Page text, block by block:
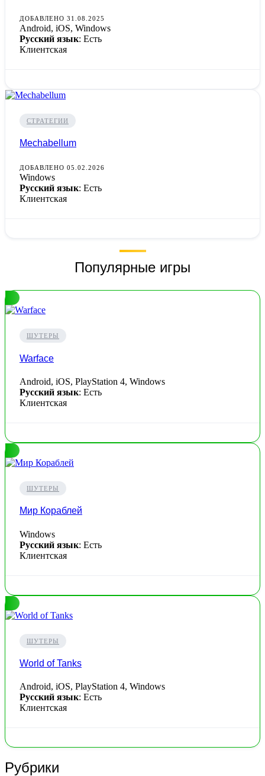
ДОБАВЛЕНО 31.08.2025
Android, iOS, Windows
Русский язык: Есть
Клиентская
СТРАТЕГИИ
Mechabellum
ДОБАВЛЕНО 05.02.2026
Windows
Русский язык: Есть
Клиентская
Популярные игры
ШУТЕРЫ
Warface
Android, iOS, PlayStation 4, Windows
Русский язык: Есть
Клиентская
ШУТЕРЫ
Мир Кораблей
Windows
Русский язык: Есть
Клиентская
ШУТЕРЫ
World of Tanks
Android, iOS, PlayStation 4, Windows
Русский язык: Есть
Клиентская
Рубрики